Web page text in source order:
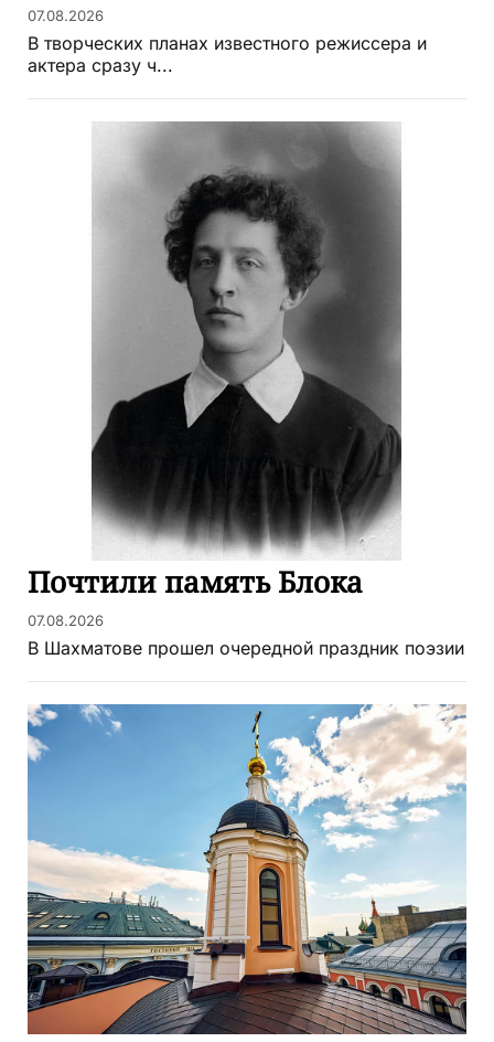
07.08.2026
В творческих планах известного режиссера и
актера сразу ч...
Почтили память Блока
07.08.2026
В Шахматове прошел очередной праздник поэзии